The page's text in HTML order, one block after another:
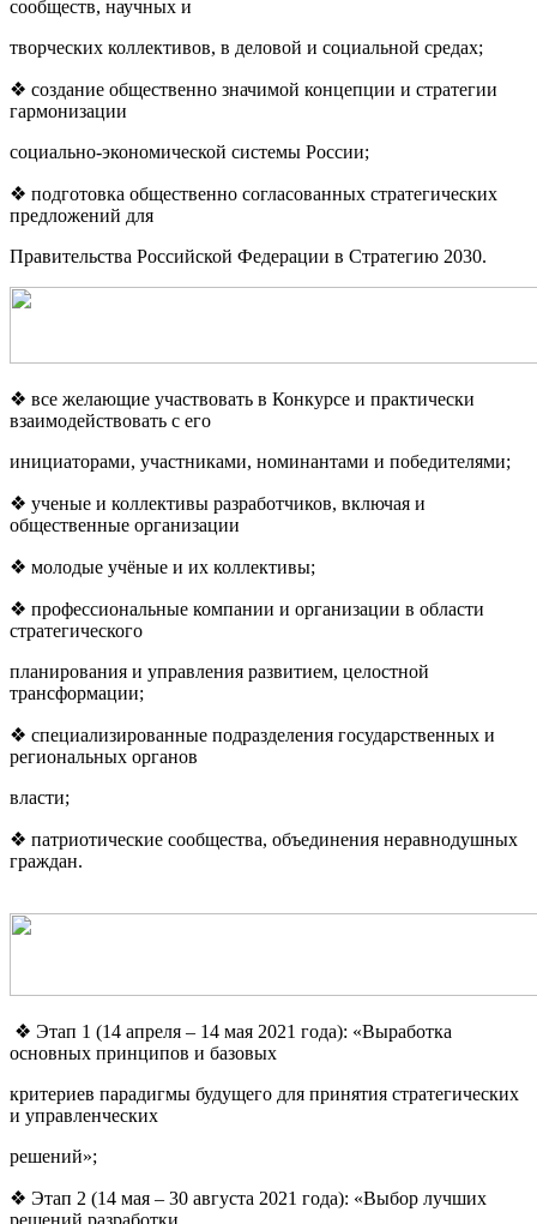
сообществ, научных и
творческих коллективов, в деловой и социальной средах;
❖ создание общественно значимой концепции и стратегии
гармонизации
социально-экономической системы России;
❖ подготовка общественно согласованных стратегических
предложений для
Правительства Российской Федерации в Стратегию 2030.
❖ все желающие участвовать в Конкурсе и практически
взаимодействовать с его
инициаторами, участниками, номинантами и победителями;
❖ ученые и коллективы разработчиков, включая и
общественные организации
❖ молодые учёные и их коллективы;
❖ профессиональные компании и организации в области
стратегического
планирования и управления развитием, целостной
трансформации;
❖ специализированные подразделения государственных и
региональных органов
власти;
❖ патриотические сообщества, объединения неравнодушных
граждан.
❖ Этап 1 (14 апреля – 14 мая 2021 года): «Выработка
основных принципов и базовых
критериев парадигмы будущего для принятия стратегических
и управленческих
решений»;
❖ Этап 2 (14 мая – 30 августа 2021 года): «Выбор лучших